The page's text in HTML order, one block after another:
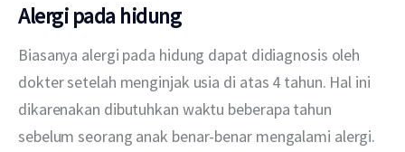
Alergi pada hidung
Biasanya alergi pada hidung dapat didiagnosis oleh
dokter setelah menginjak usia di atas 4 tahun. Hal ini
dikarenakan dibutuhkan waktu beberapa tahun
sebelum seorang anak benar-benar mengalami alergi.